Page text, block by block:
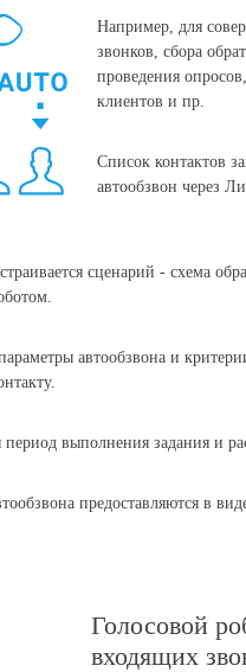
Например, для
звонков, сбора
проведения
клиентов и пр.
Список контактов
автообзвон через
сценарий - схема
автообзвона и
период выполнения задания и
предоставляются в
Голосовой
входящих